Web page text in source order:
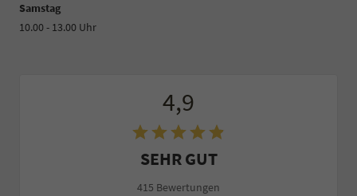
Samstag
10.00 - 13.00 Uhr
4,9
SEHR GUT
415 Bewertungen